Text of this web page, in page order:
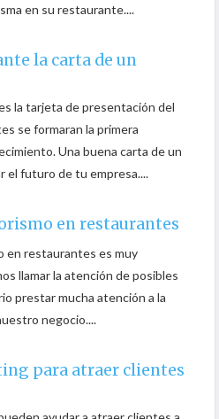
en su restaurante....
la carta de un
la tarjeta de presentación del
se formaran la primera
Una buena carta de un
el futuro de tu empresa....
en restaurantes
en restaurantes es muy
llamar la atención de posibles
prestar mucha atención a la
negocio....
para atraer clientes